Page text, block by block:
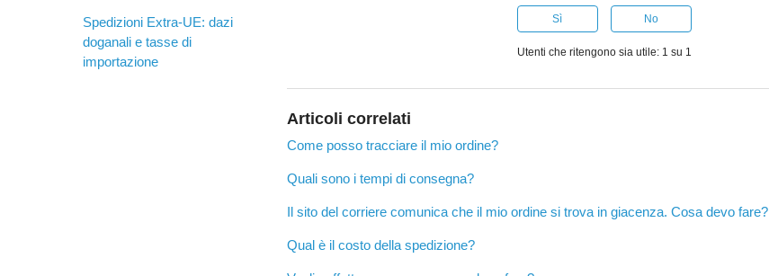
Spedizioni Extra-UE: dazi
doganali e tasse di
importazione
Sì No
Utenti che ritengono sia utile: 1 su 1
Articoli correlati
Come posso tracciare il mio ordine?
Quali sono i tempi di consegna?
Il sito del corriere comunica che il mio ordine si trova in giacenza. Cosa devo fare?
Qual è il costo della spedizione?